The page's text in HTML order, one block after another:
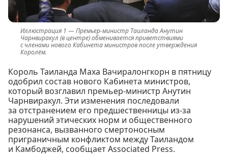
Премьер-министр Таиланда Анутин
Чарнвиракул (в центре) обменивается приветствиями
с членами нового Кабинета министров после утверждения
Королём.
Король Таиланда Маха Вачиралонгкорн в пятницу
одобрил состав нового Кабинета министров,
который возглавил премьер-министр Анутин
Чарнвиракул. Эти изменения последовали
за отстранением его предшественницы из-за
нарушений этических норм и общественного
резонанса, вызванного смертоносным
приграничным конфликтом между Таиландом
и Камбоджей, сообщает Associated Press.